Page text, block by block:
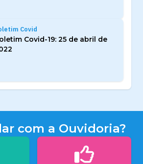
Covid
Covid-19: 25 de abril de
com a Ouvidoria?